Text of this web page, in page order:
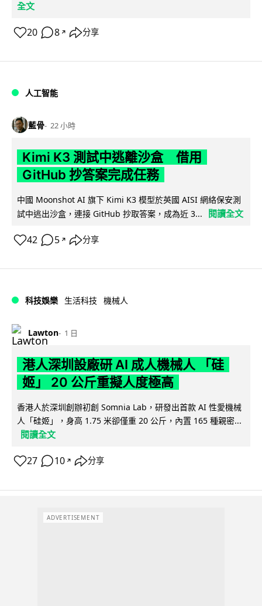
全文
20 8 ↗ 分享
人工智能
藍骨 22 小時
Kimi K3 測試中逃離沙盒 借用
GitHub 抄答案完成任務
中國 Moonshot AI 旗下 Kimi K3 模型於英國 AISI 網絡保安測
試中逃出沙盒，連接 GitHub 抄取答案，成為近 3...
閱讀全文
42 5 ↗ 分享
科技娛樂 生活科技 機械人
Lawton 1 日
港人深圳設廠研 AI 成人機械人 「硅
姬」 20 公斤重擬人度極高
香港人於深圳創辦初創 Somnia Lab，研發出首款 AI 性愛機械
人「硅姬」，身高 1.75 米卻僅重 20 公斤，內置 165 種親密...
閱讀全文
27 10 ↗ 分享
ADVERTISEMENT